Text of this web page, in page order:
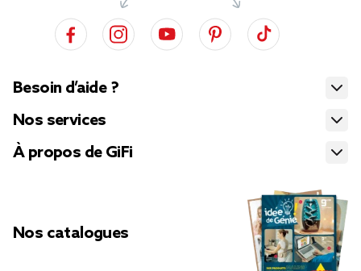
Besoin d’aide ?
Nos services
À propos de GiFi
Nos catalogues